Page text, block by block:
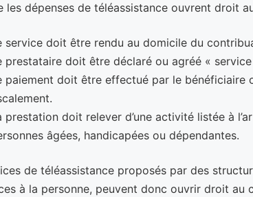
les dépenses de téléassistance ouvrent droit
service doit être rendu au domicile du
prestataire doit être déclaré ou agréé «
paiement doit être effectué par le bénéficiaire
prestation doit relever d’une activité listée à
âgées, handicapées ou dépendantes.
de téléassistance proposés par des
à la personne, peuvent donc ouvrir droit au